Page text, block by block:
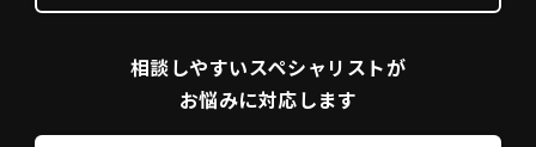
相談しやすいスペシャリストが
お悩みに対応します